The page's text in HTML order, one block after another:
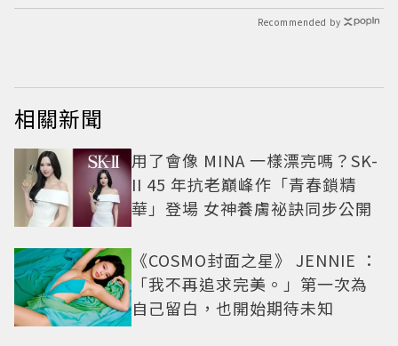
Recommended by
相關新聞
用了會像 MINA 一樣漂亮嗎？SK-
II 45 年抗老巔峰作「青春鎖精
華」登場 女神養膚祕訣同步公開
《COSMO封面之星》 JENNIE ：
「我不再追求完美。」第一次為
自己留白，也開始期待未知